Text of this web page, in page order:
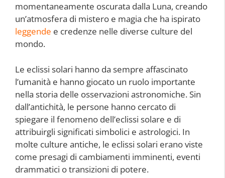
momentaneamente oscurata dalla Luna, creando
un’atmosfera di mistero e magia che ha ispirato
leggende e credenze nelle diverse culture del
mondo.
Le eclissi solari hanno da sempre affascinato
l’umanità e hanno giocato un ruolo importante
nella storia delle osservazioni astronomiche. Sin
dall’antichità, le persone hanno cercato di
spiegare il fenomeno dell’eclissi solare e di
attribuirgli significati simbolici e astrologici. In
molte culture antiche, le eclissi solari erano viste
come presagi di cambiamenti imminenti, eventi
drammatici o transizioni di potere.